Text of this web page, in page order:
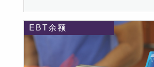
EBT余额